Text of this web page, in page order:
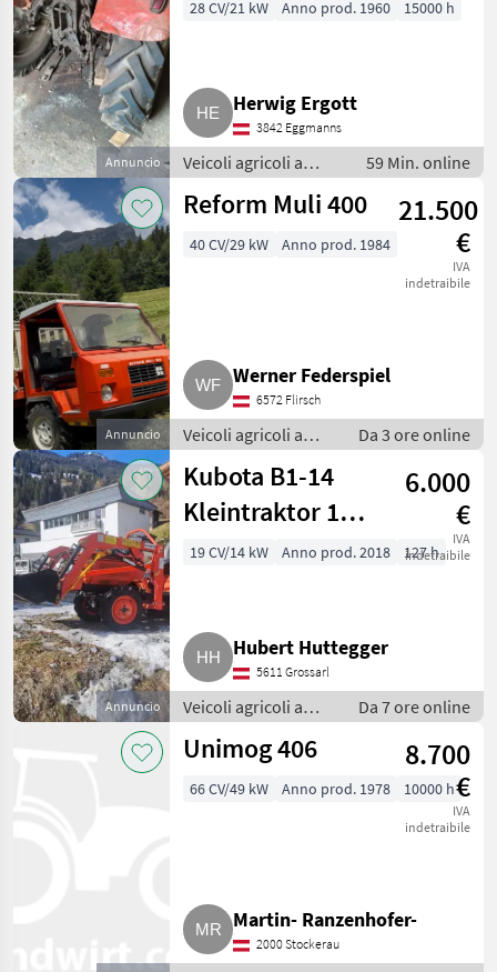
Annuncio
28 CV/21 kW Anno prod. 1960 15000 h
Herwig Ergott
3842 Eggmanns
Veicoli agricoli a
motore / Carri a
motore
59 Min. online
Annuncio
Reform Muli 400
21.500
€
IVA
indetraibile
40 CV/29 kW Anno prod. 1984
Werner Federspiel
6572 Flirsch
Veicoli agricoli a
motore / Carri a
motore
Da 3 ore online
Annuncio
Kubota B1-14
Kleintraktor 19,8
PS
6.000
€
IVA
indetraibile
19 CV/14 kW Anno prod. 2018 127 h
Hubert Huttegger
5611 Grossarl
Veicoli agricoli a
motore / Carri a
motore
Da 7 ore online
Unimog 406
8.700
€
IVA
indetraibile
66 CV/49 kW Anno prod. 1978 10000 h
Martin- Ranzenhofer-
2000 Stockerau